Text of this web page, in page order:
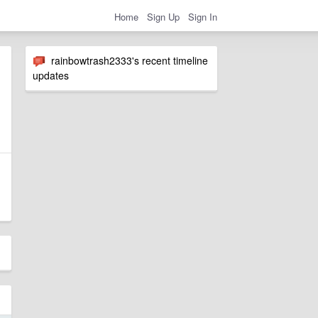
Home Sign Up Sign In
rainbowtrash2333's recent timeline
updates